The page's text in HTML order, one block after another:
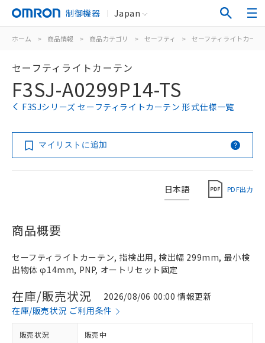
制御機器 Japan
ホーム > 商品情報 > 商品カテゴリ > セーフティ > セーフティライトカー
セーフティライトカーテン
F3SJ-A0299P14-TS
F3SJシリーズ セーフティライトカーテン 形式仕様一覧
マイリストに追加
日本語 PDF出力
商品概要
セーフティライトカーテン, 指検出用, 検出幅 299mm, 最小検
出物体 φ14mm, PNP, オートリセット固定
在庫/販売状況
2026/08/06 00:00 情報更新
在庫/販売状況 ご利用条件
販売状況 販売中